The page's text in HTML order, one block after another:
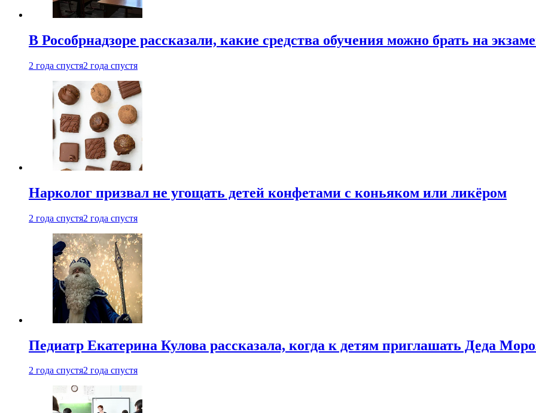
В Рособрнадзоре рассказали, какие средства обучения можно брать на
2 года спустя2 года спустя
Нарколог призвал не угощать детей конфетами с коньяком или ликёром
2 года спустя2 года спустя
Педиатр Екатерина Кулова рассказала, когда к детям приглашать Деда
2 года спустя2 года спустя